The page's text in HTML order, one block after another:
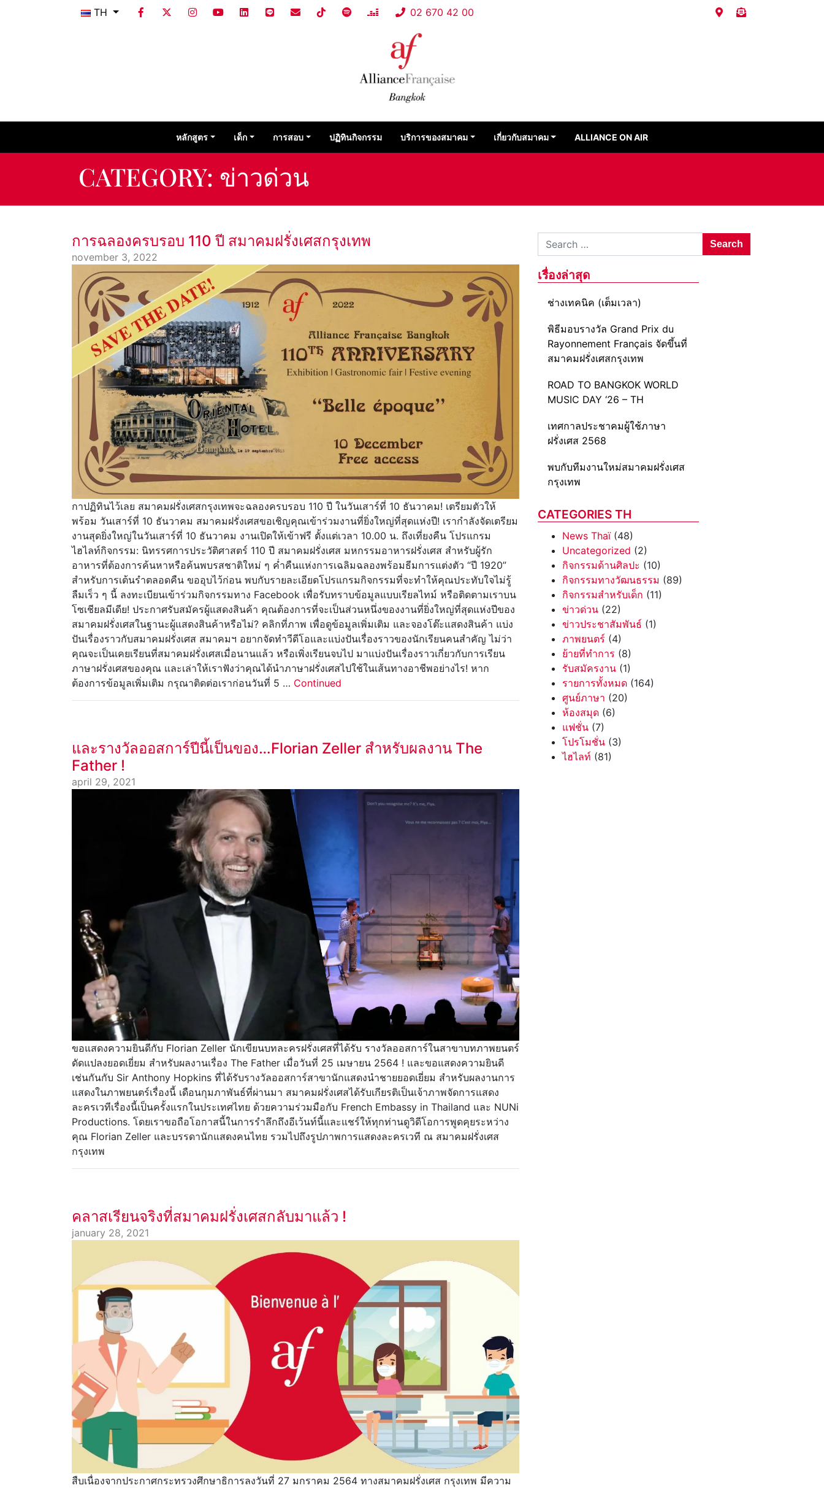
TH 02 670 42 00
หลักสูตร เด็ก การสอบ ปฏิทินกิจกรรม บริการของสมาคม เกี่ยวกับสมาคม ALLIANCE ON AIR
CATEGORY: ข่าวด่วน
เรื่องล่าสุด
ช่างเทคนิค (เต็มเวลา)
พิธีมอบรางวัล Grand Prix du
Rayonnement Français จัดขึ้นที่
สมาคมฝรั่งเศสกรุงเทพ
ROAD TO BANGKOK WORLD
MUSIC DAY ‘26 – TH
เทศกาลประชาคมผู้ใช้ภาษา
ฝรั่งเศส 2568
พบกับทีมงานใหม่สมาคมฝรั่งเศส
กรุงเทพ
CATEGORIES TH
News Thaï(48)
Uncategorized (2)
กิจกรรมด้านศิลปะ (10)
กิจกรรมทางวัฒนธรรม (89)
กิจกรรมสำหรับเด็ก (11)
ข่าวด่วน (22)
ข่าวประชาสัมพันธ์ (1)
ภาพยนตร์ (4)
ย้ายที่ทำการ (8)
รับสมัครงาน (1)
รายการทั้งหมด (164)
ศูนย์ภาษา (20)
ห้องสมุด (6)
แฟชั่น (7)
โปรโมชั่น (3)
ไฮไลท์ (81)
การฉลองครบรอบ 110 ปี สมาคมฝรั่งเศสกรุงเทพ
november 3, 2022
กาปฏิทินไว้เลย สมาคมฝรั่งเศสกรุงเทพจะฉลองครบรอบ 110 ปี ในวันเสาร์ที่ 10 ธันวาคม! เตรียมตัวให้
พร้อม วันเสาร์ที่ 10 ธันวาคม สมาคมฝรั่งเศสขอเชิญคุณเข้าร่วมงานที่ยิ่งใหญ่ที่สุดแห่งปี! เรากำลังจัดเตรียม
งานสุดยิ่งใหญ่ในวันเสาร์ที่ 10 ธันวาคม งานเปิดให้เข้าฟรี ตั้งแต่เวลา 10.00 น. ถึงเที่ยงคืน โปรแกรม
ไฮไลท์กิจกรรม: นิทรรศการประวัติศาสตร์ 110 ปี สมาคมฝรั่งเศส มหกรรมอาหารฝรั่งเศส สำหรับผู้รัก
อาหารที่ต้องการค้นหาหรือค้นพบรสชาติใหม่ ๆ ค่ำคืนแห่งการเฉลิมฉลองพร้อมธีมการแต่งตัว “ปี 1920”
สำหรับการเต้นรำตลอดคืน ขออุบไว้ก่อน พบกับรายละเอียดโปรแกรมกิจกรรมที่จะทำให้คุณประทับใจไม่รู้
ลืมเร็ว ๆ นี้ ลงทะเบียนเข้าร่วมกิจกรรมทาง Facebook เพื่อรับทราบข้อมูลแบบเรียลไทม์ หรือติดตามเราบน
โซเชียลมีเดีย! ประกาศรับสมัครผู้แสดงสินค้า คุณต้องการที่จะเป็นส่วนหนึ่งของงานที่ยิ่งใหญ่ที่สุดแห่งปีของ
สมาคมฝรั่งเศสในฐานะผู้แสดงสินค้าหรือไม่? คลิกที่ภาพ เพื่อดูข้อมูลเพิ่มเติม และจองโต๊ะแสดงสินค้า แบ่ง
ปันเรื่องราวกับสมาคมฝรั่งเศส สมาคมฯ อยากจัดทำวีดีโอและแบ่งปันเรื่องราวของนักเรียนคนสำคัญ ไม่ว่า
คุณจะเป็นเคยเรียนที่สมาคมฝรั่งเศสเมื่อนานแล้ว หรือเพิ่งเรียนจบไป มาแบ่งปันเรื่องราวเกี่ยวกับการเรียน
ภาษาฝรั่งเศสของคุณ และเล่าให้เราฟังว่าคุณได้นำภาษาฝรั่งเศสไปใช้ในเส้นทางอาชีพอย่างไร! หาก
ต้องการข้อมูลเพิ่มเติม กรุณาติดต่อเราก่อนวันที่ 5 … Continued
และรางวัลออสการ์ปีนี้เป็นของ…Florian Zeller สำหรับผลงาน The
Father !
april 29, 2021
ขอแสดงความยินดีกับ Florian Zeller นักเขียนบทละครฝรั่งเศสที่ได้รับ รางวัลออสการ์ในสาขาบทภาพยนตร์
ดัดแปลงยอดเยี่ยม สำหรับผลงานเรื่อง The Father เมื่อวันที่ 25 เมษายน 2564 ! และขอแสดงความยินดี
เช่นกันกับ Sir Anthony Hopkins ที่ได้รับรางวัลออสการ์สาขานักแสดงนำชายยอดเยี่ยม สำหรับผลงานการ
แสดงในภาพยนตร์เรื่องนี้ เดือนกุมภาพันธ์ที่ผ่านมา สมาคมฝรั่งเศสได้รับเกียรติเป็นเจ้าภาพจัดการแสดง
ละครเวทีเรื่องนี้เป็นครั้งแรกในประเทศไทย ด้วยความร่วมมือกับ French Embassy in Thailand และ NUNi
Productions. โดยเราขอถือโอกาสนี้ในการรำลึกถึงอีเว้นท์นี้และแชร์ให้ทุกท่านดูวิดีโอการพูดคุยระหว่าง
คุณ Florian Zeller และบรรดานักแสดงคนไทย รวมไปถึงรูปภาพการแสดงละครเวที ณ สมาคมฝรั่งเศส
กรุงเทพ
คลาสเรียนจริงที่สมาคมฝรั่งเศสกลับมาแล้ว !
january 28, 2021
สืบเนื่องจากประกาศกระทรวงศึกษาธิการลงวันที่ 27 มกราคม 2564 ทางสมาคมฝรั่งเศส กรุงเทพ มีความ